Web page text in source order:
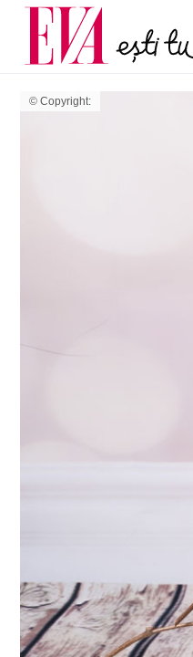
© Copyright:
Carieră
Actualitate